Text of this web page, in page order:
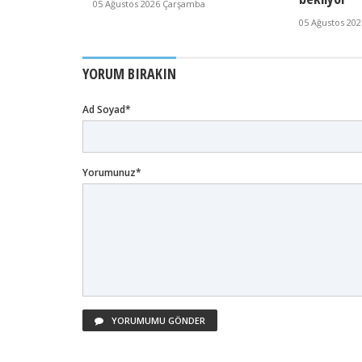
05 Ağustos 2026 Çarşamba
05 Ağustos
YORUM BIRAKIN
Ad Soyad*
Yorumunuz*
YORUMUMU GÖNDER